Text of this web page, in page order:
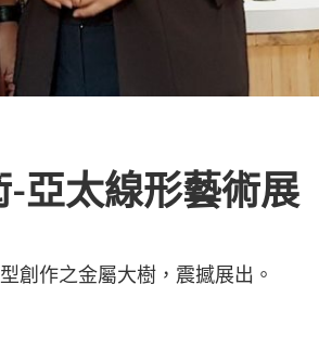
亞太線形藝術展
創作之金屬大樹，震撼展出。